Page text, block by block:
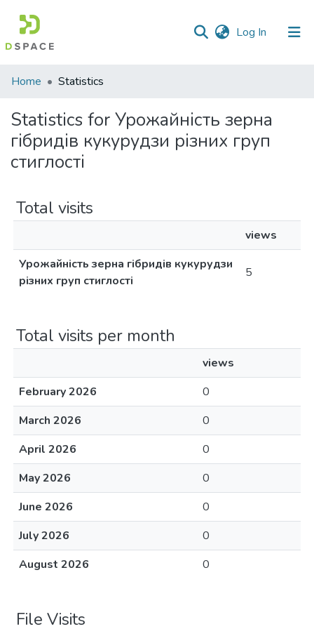
Log In (current)
Communities
Collections
All of DSpace
Home Statistics
Statistics for Урожайність зерна
гібридів кукурудзи різних груп
стиглості
Total visits
views
Урожайність зерна гібридів кукурудзи
різних груп стиглості
5
Total visits per month
views
February 2026
0
March 2026
0
April 2026
0
May 2026
0
June 2026
0
July 2026
0
August 2026
0
File Visits